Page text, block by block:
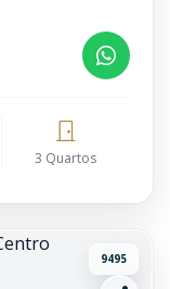
3 Quartos
9495